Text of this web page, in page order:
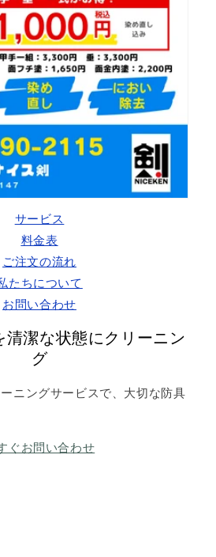
サービス
料金表
ご注文の流れ
たちについて
お問い合わせ
清潔な状態にクリーニン
グ
ニングサービスで、大切な防具
ぐお問い合わせ